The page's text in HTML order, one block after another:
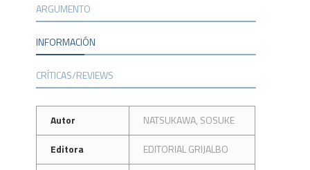
ARGUMENTO
INFORMACIÓN
CRÍTICAS/REVIEWS
Autor
NATSUKAWA, SOSUKE
Editora
EDITORIAL GRIJALBO